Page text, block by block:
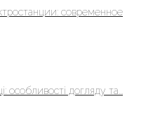
современное
особливості догляду та...